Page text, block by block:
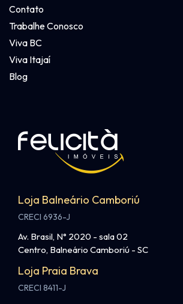
Contato
Trabalhe Conosco
Viva BC
Viva Itajaí
Blog
Loja Balneário Camboriú
CRECI 6936-J
Av. Brasil, N° 2020 - sala 02
Centro, Balneário Camboriú - SC
Loja Praia Brava
CRECI 8411-J